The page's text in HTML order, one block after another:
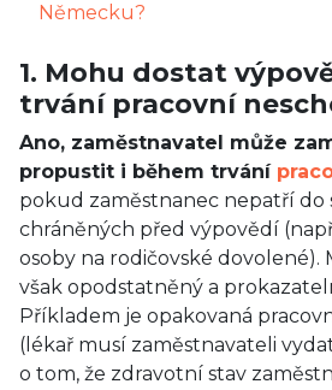
Německu?
1. Mohu dostat
trvání pracovní
Ano, zaměstnavatel může
propustit i během trvání
pokud zaměstnanec nepatří do
chráněných před výpovědí
osoby na rodičovské
však opodstatněný a
Příkladem je opakovaná
(lékař musí zaměstnavateli
o tom, že zdravotní stav